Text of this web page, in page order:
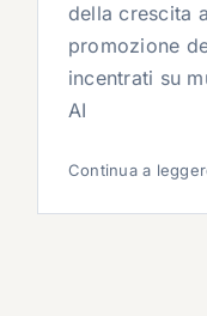
della crescita
promozione
incentrati su
AI
Continua a